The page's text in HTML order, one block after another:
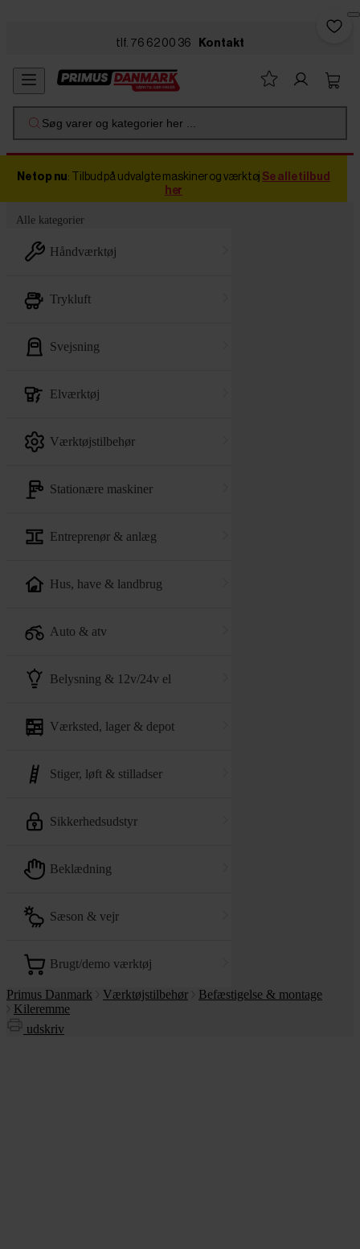
tlf. 76 62 00 36 Kontakt
Søg varer og kategorier her ...
Netop nu: Tilbud på udvalgte maskiner og værktøj Se alle tilbud
her
Alle kategorier
håndværktøj
trykluft
svejsning
elværktøj
værktøjstilbehør
stationære maskiner
entreprenør & anlæg
hus, have & landbrug
auto & atv
belysning & 12v/24v el
værksted, lager & depot
stiger, løft & stilladser
sikkerhedsudstyr
beklædning
sæson & vejr
brugt/demo værktøj
Primus Danmark Værktøjstilbehør
Befæstigelse & montage
Kileremme
udskriv